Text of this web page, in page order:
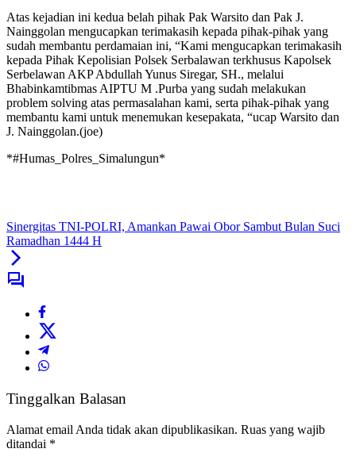
Atas kejadian ini kedua belah pihak Pak Warsito dan Pak J.
Nainggolan mengucapkan terimakasih kepada pihak-pihak yang
sudah membantu perdamaian ini, “Kami mengucapkan terimakasih
kepada Pihak Kepolisian Polsek Serbalawan terkhusus Kapolsek
Serbelawan AKP Abdullah Yunus Siregar, SH., melalui
Bhabinkamtibmas AIPTU M .Purba yang sudah melakukan
problem solving atas permasalahan kami, serta pihak-pihak yang
membantu kami untuk menemukan kesepakata, “ucap Warsito dan
J. Nainggolan.(joe)
*#Humas_Polres_Simalungun*
Sinergitas TNI-POLRI, Amankan Pawai Obor Sambut Bulan Suci
Ramadhan 1444 H
Tinggalkan Balasan
Alamat email Anda tidak akan dipublikasikan. Ruas yang wajib
ditandai *